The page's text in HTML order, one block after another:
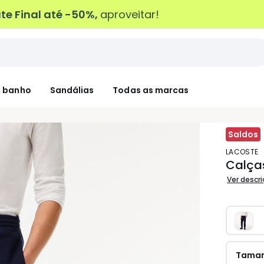
Final até -50%, aproveitar!
banho Sandálias Todas as marcas
Saldos
LACOSTE
Ver